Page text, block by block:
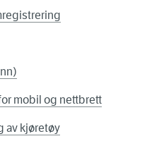
mobil og nettbrett
av kjøretøy